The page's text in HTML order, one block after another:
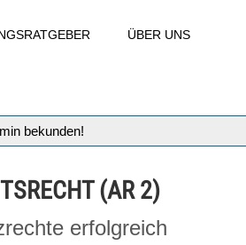
ÜBER UNS
bekunden!
(AR 2)
erfolgreich